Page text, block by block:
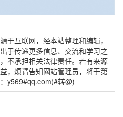
于互联网，经本站整理和编辑，
于传递更多信息、交流和学习之
不承担相关法律责任。若有来源
，烦请告知网站管理员，将于第
y569#qq.com(#转@)